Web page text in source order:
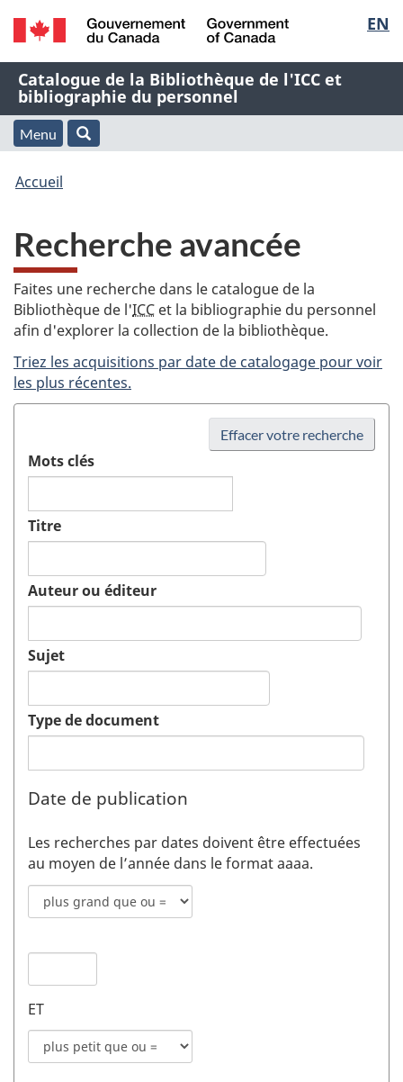
Passer
au
contenu
principal
Passer
à
« À
propos
de
application
Passer
à
la
version
HTML
de
la
EN
/
Government
of
Canada
Nom
de
l'application
Web
Catalogue de la Bibliothèque de l'ICC et
bibliographie du personnel
Menu
et
Menu
Vous
ici
Accueil
Recherche avancée
Faites une recherche dans le catalogue de la
Bibliothèque de l'ICC et la bibliographie du personnel
afin d'explorer la collection de la bibliothèque.
Triez les acquisitions par date de catalogage pour voir
les plus récentes.
Effacer votre recherche
Mots clés
Titre
Auteur ou éditeur
Sujet
Type de document
Date de publication
Les recherches par dates doivent être effectuées
au moyen de l’année dans le format aaaa.
Mode
de
pour
publication
champs
1
Date
1
ET
Mode
de